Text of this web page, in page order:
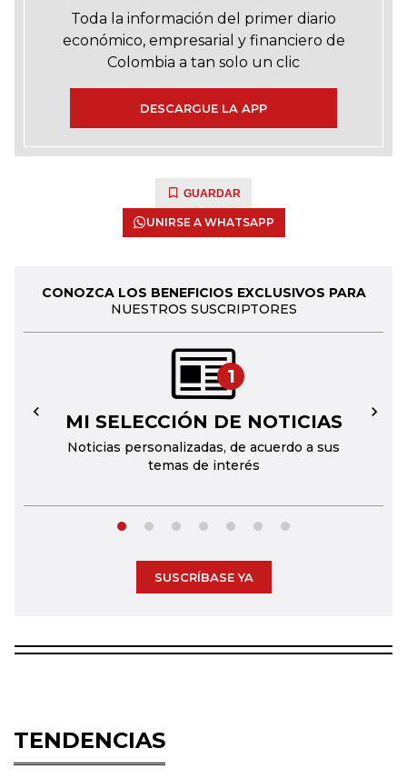
Toda la información del primer diario
económico, empresarial y financiero de
Colombia a tan solo un clic
DESCARGUE LA APP
GUARDAR
UNIRSE A WHATSAPP
CONOZCA LOS BENEFICIOS EXCLUSIVOS PARA
NUESTROS SUSCRIPTORES
1
MI SELECCIÓN DE NOTICIAS
Noticias personalizadas, de acuerdo a sus
temas de interés
← →
SUSCRÍBASE YA
TENDENCIAS